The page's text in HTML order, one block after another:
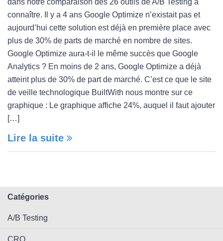
dans notre comparaison des 26 outils de A/B Testing à
connaître. Il y a 4 ans Google Optimize n’existait pas et
aujourd’hui cette solution est déjà en première place avec
plus de 30% de parts de marché en nombre de sites.
Google Optimize aura-t-il le même succès que Google
Analytics ? En moins de 2 ans, Google Optimize a déjà
atteint plus de 30% de part de marché. C’est ce que le site
de veille technologique BuiltWith nous montre sur ce
graphique : Le graphique affiche 24%, auquel il faut ajouter
[…]
Lire la suite
Catégories
A/B Testing
CRO